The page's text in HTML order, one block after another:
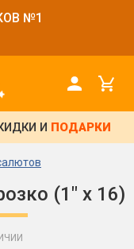
№1
И ПОДАРКИ
(1" х 16)